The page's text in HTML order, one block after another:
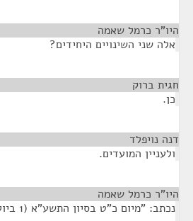
היו"ר כרמל שאמה
אלה שני השינויים היחידים?
חגית ברוק
כן.
דנה נויפלד
ולעניין המועדים.
היו"ר כרמל שאמה
נכתב: "מיום כ"ט בסיון התשע"א (1 ביולי 2011)".